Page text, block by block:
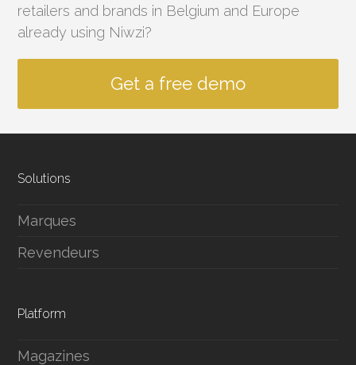
retailers and brands in Belgium and Europe
already using Niwzi?
Get a free demo
Solutions
Marques
Revendeurs
Platform
Magazines